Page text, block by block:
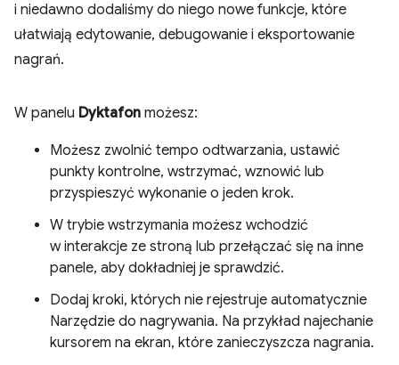
i niedawno dodaliśmy do niego nowe funkcje, które
ułatwiają edytowanie, debugowanie i eksportowanie
nagrań.
W panelu Dyktafon możesz:
Możesz zwolnić tempo odtwarzania, ustawić
punkty kontrolne, wstrzymać, wznowić lub
przyspieszyć wykonanie o jeden krok.
W trybie wstrzymania możesz wchodzić
w interakcje ze stroną lub przełączać się na inne
panele, aby dokładniej je sprawdzić.
Dodaj kroki, których nie rejestruje automatycznie
Narzędzie do nagrywania. Na przykład najechanie
kursorem na ekran, które zanieczyszcza nagrania.